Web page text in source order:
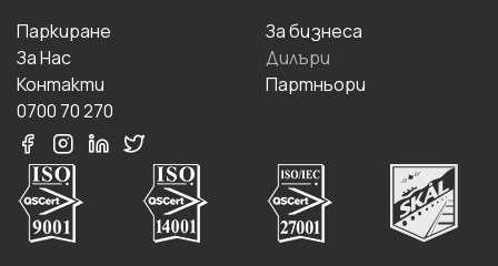
Паркиране
За Hас
Контакти
0700 70 270
За бизнесa
Дилъри
Партньори